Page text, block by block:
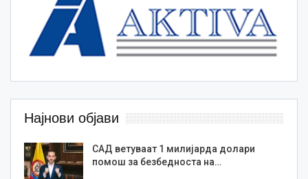
Најнови објави
САД ветуваат 1 милијарда долари
помош за безбедноста на…